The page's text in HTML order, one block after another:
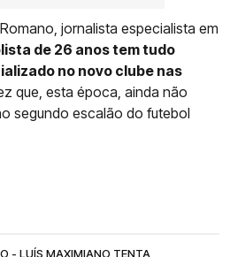
jornalista especialista em
de 26 anos tem tudo
no novo clube nas
que, esta época, ainda não
segundo escalão do futebol
- LUÍS MAXIMIANO TENTA